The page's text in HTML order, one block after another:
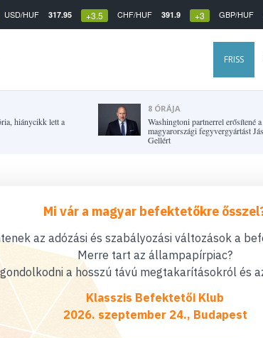
USD/HUF 317.95 +3.5 CHF/HUF 391.9 +3 GBP/HUF
FRISS
hiánycikk lett a
8 ÓRÁJA
Washingtoni partnerrel erősítené a
magyarországi fegyvergyártást
Gellért
Mi vár a magyar befektetőkre
az adózási és szabályozási változások a
Merre tart az állampapírpiac?
a hosszú távú megtakarításokról és
Klasszis Befektetői Klub
2026. szeptember 24., Budapest